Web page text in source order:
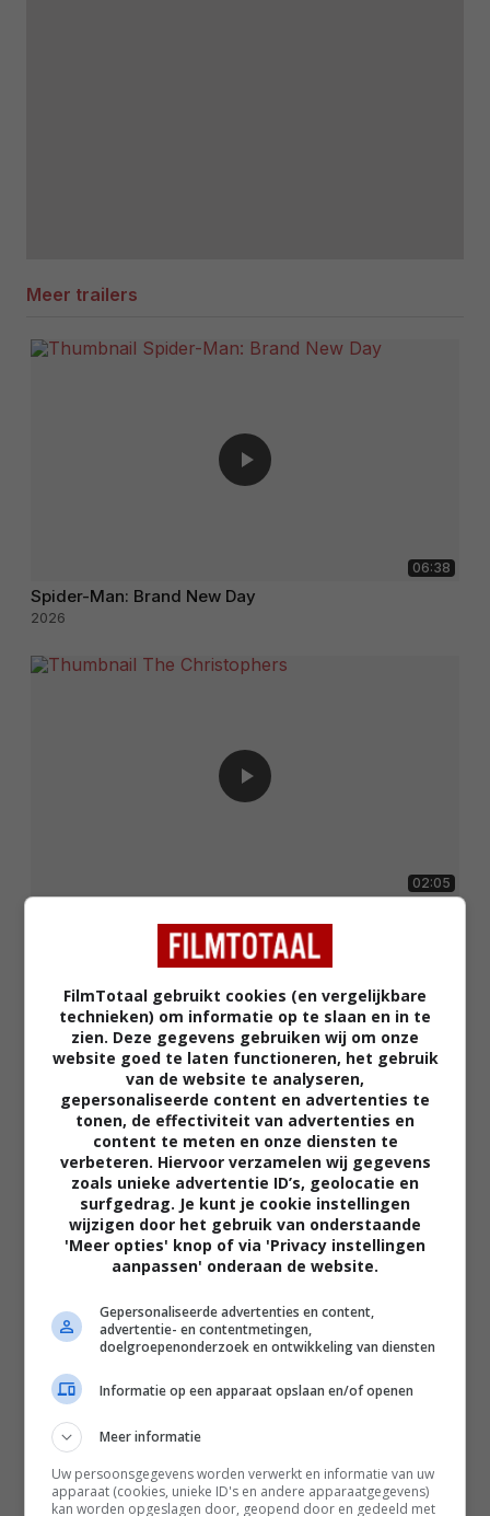
Meer trailers
06:38
Spider-Man: Brand New Day
2026
02:05
The Uprising
FilmTotaal gebruikt cookies (en vergelijkbare
technieken) om informatie op te slaan en in te
zien. Deze gegevens gebruiken wij om onze
website goed te laten functioneren, het gebruik
van de website te analyseren,
gepersonaliseerde content en advertenties te
tonen, de effectiviteit van advertenties en
content te meten en onze diensten te
verbeteren. Hiervoor verzamelen wij gegevens
zoals unieke advertentie ID’s, geolocatie en
surfgedrag. Je kunt je cookie instellingen
wijzigen door het gebruik van onderstaande
'Meer opties' knop of via 'Privacy instellingen
aanpassen' onderaan de website.
Gepersonaliseerde advertenties en content,
advertentie- en contentmetingen,
doelgroepenonderzoek en ontwikkeling van diensten
Informatie op een apparaat opslaan en/of openen
Meer informatie
Uw persoonsgegevens worden verwerkt en informatie van uw
apparaat (cookies, unieke ID's en andere apparaatgegevens)
kan worden opgeslagen door, geopend door en gedeeld met